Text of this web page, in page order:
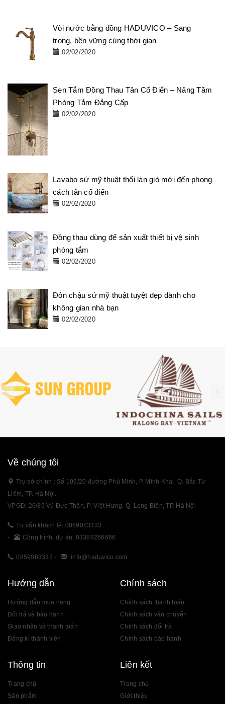
Vòi nước bằng đồng HADUVICO – Sang
trọng, bền vững cùng thời gian
02/02/2020
Sen Tắm Đồng Thau Tân Cổ Điển – Nâng Tầm
Phòng Tắm Đẳng Cấp
02/02/2020
Lavabo sứ mỹ thuật thổi làn gió mới đến phong
cách tân cổ điển
02/02/2020
Đồng thau dùng để sản xuất thiết bị vệ sinh
phòng tắm
02/02/2020
Đôn chậu sứ mỹ thuật tuyệt đẹp dành cho
không gian nhà bạn
02/02/2020
Về chúng tôi
Trụ sở chính : Số 106/20 đường Phú Minh, P. Minh Khai, Q. Bắc Từ
Liêm, TP. Hà Nội.
VPGD: 26/89 Vũ Đức Thận, P. Việt Hưng, Q. Long Biên, TP. Hà Nội
Tư vấn khách lẻ: 0859083333
-
Công trình, dự án: 03388266666
0859083333 - info@haduvico.com
Hướng dẫn
Hướng dẫn mua hàng
Đổi trả và bảo hành
Giao nhận và thanh toán
Đăng kí thành viên
Chính sách
Chính sách thanh toán
Chính sách vận chuyển
Chính sách đổi trả
Chính sách bảo hành
Thông tin
Trang chủ
Sản phẩm
Liên kết
Trang chủ
Giới thiệu